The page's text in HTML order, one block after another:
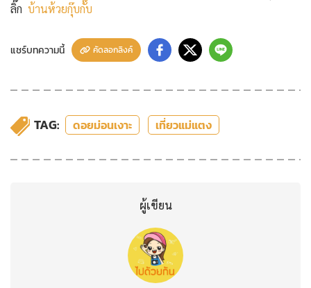
ลิ๊ก บ้านห้วยกุ๊บกั๊บ
แชร์บทความนี้ คัดลอกลิงค์
TAG: ดอยม่อนเงาะ เที่ยวแม่แตง
ผู้เขียน